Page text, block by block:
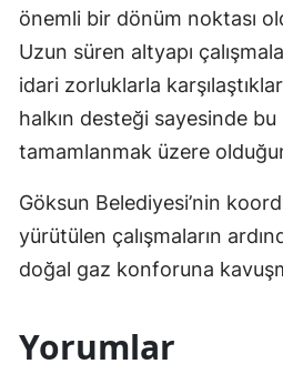
önemli bir dönüm noktası
Uzun süren altyapı
idari zorluklarla
halkın desteği sayesinde bu
tamamlanmak üzere
Göksun Belediyesi’nin
yürütülen çalışmaların
doğal gaz konforuna
Yorumlar